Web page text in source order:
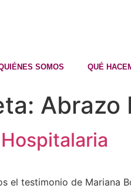
SOMOS QUÉ
Abrazo
el testimonio de Mariana